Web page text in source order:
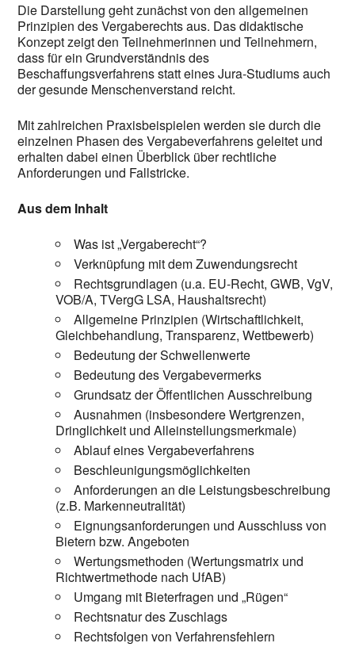
Die Darstellung geht zunächst von den allgemeinen
Prinzipien des Vergaberechts aus. Das didaktische
Konzept zeigt den Teilnehmerinnen und Teilnehmern,
dass für ein Grundverständnis des
Beschaffungsverfahrens statt eines Jura-Studiums auch
der gesunde Menschenverstand reicht.
Mit zahlreichen Praxisbeispielen werden sie durch die
einzelnen Phasen des Vergabeverfahrens geleitet und
erhalten dabei einen Überblick über rechtliche
Anforderungen und Fallstricke.
Aus dem Inhalt
Was ist „Vergaberecht“?
Verknüpfung mit dem Zuwendungsrecht
Rechtsgrundlagen (u.a. EU-Recht, GWB, VgV,
VOB/A, TVergG LSA, Haushaltsrecht)
Allgemeine Prinzipien (Wirtschaftlichkeit,
Gleichbehandlung, Transparenz, Wettbewerb)
Bedeutung der Schwellenwerte
Bedeutung des Vergabevermerks
Grundsatz der Öffentlichen Ausschreibung
Ausnahmen (insbesondere Wertgrenzen,
Dringlichkeit und Alleinstellungsmerkmale)
Ablauf eines Vergabeverfahrens
Beschleunigungsmöglichkeiten
Anforderungen an die Leistungsbeschreibung
(z.B. Markenneutralität)
Eignungsanforderungen und Ausschluss von
Bietern bzw. Angeboten
Wertungsmethoden (Wertungsmatrix und
Richtwertmethode nach UfAB)
Umgang mit Bieterfragen und „Rügen“
Rechtsnatur des Zuschlags
Rechtsfolgen von Verfahrensfehlern